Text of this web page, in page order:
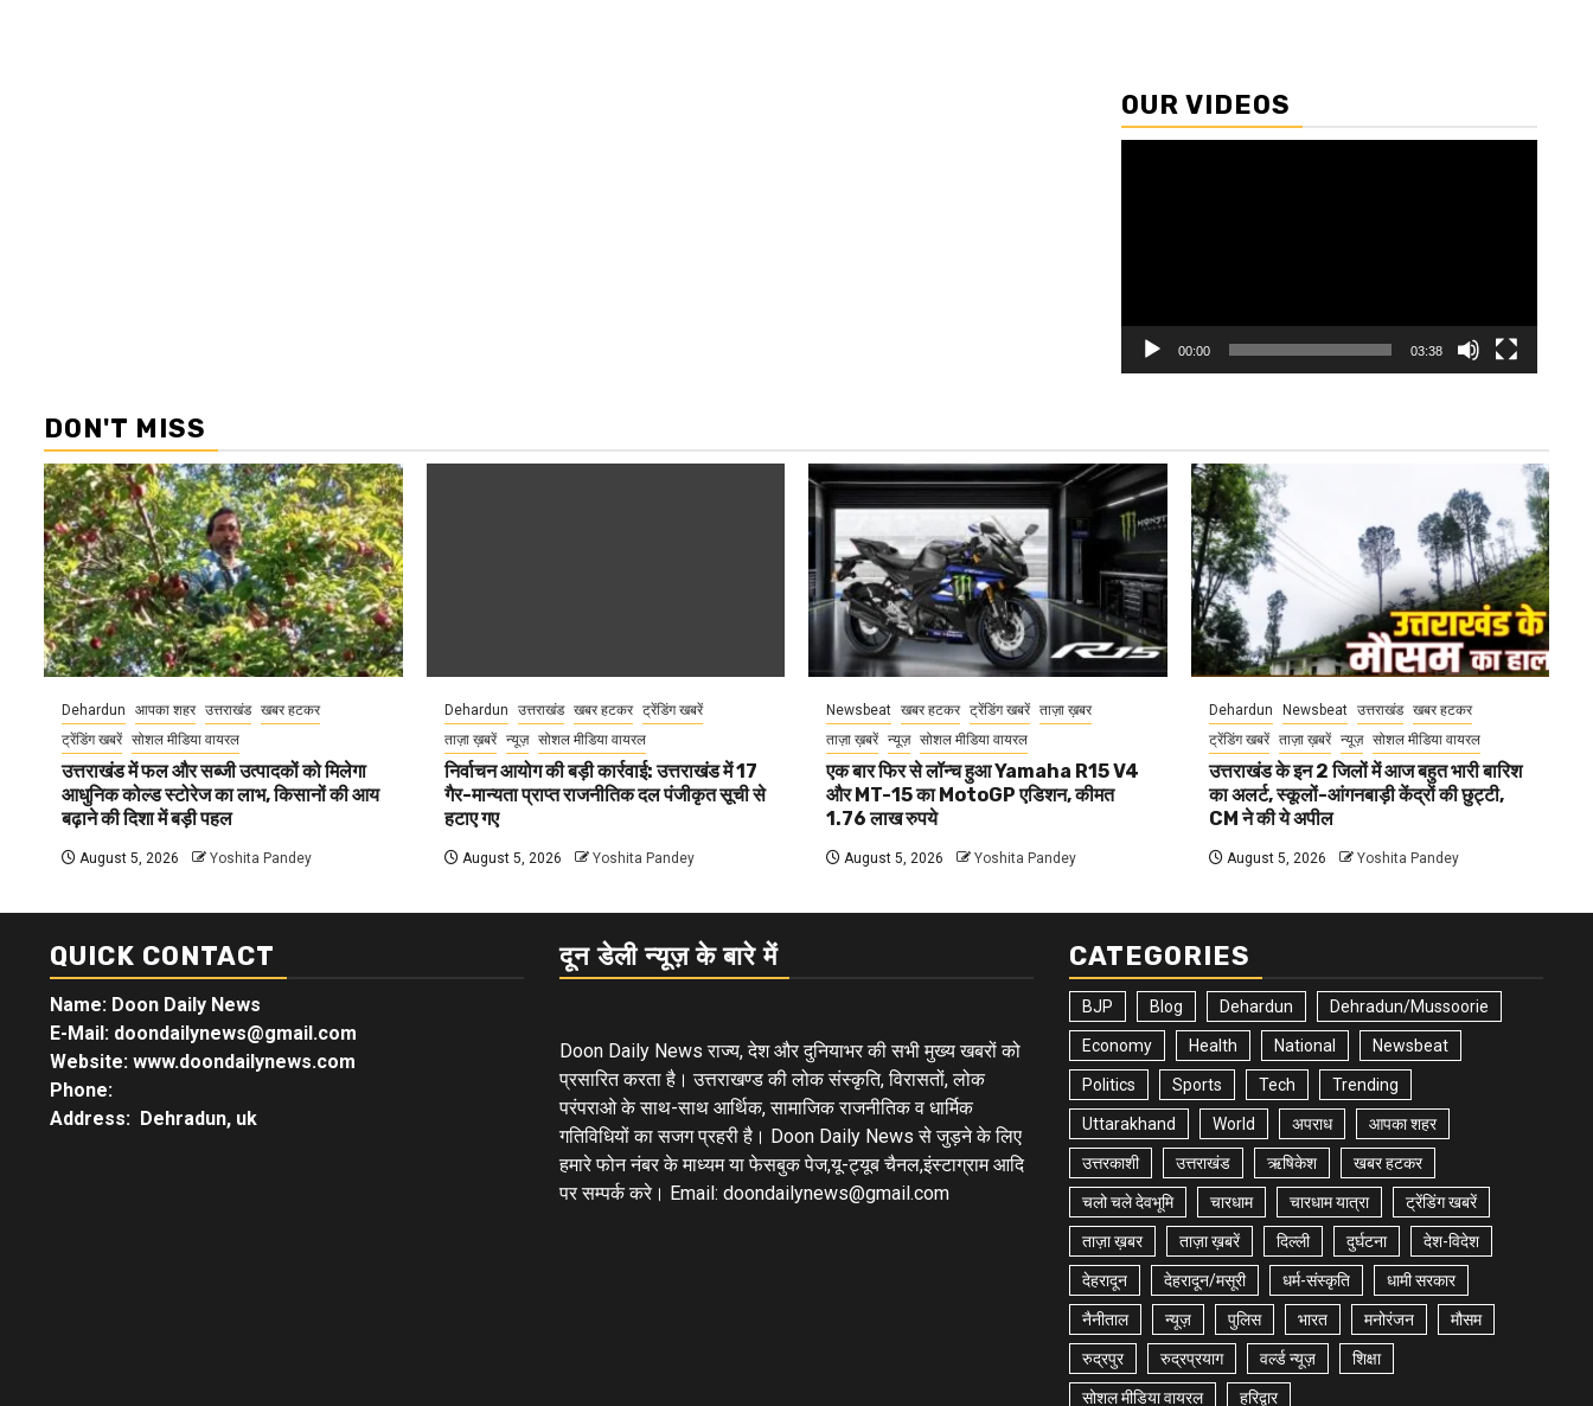
OUR VIDEOS
00:00 03:38
DON'T MISS
Dehardun आपका शहर उत्तराखंड खबर हटकर
ट्रेंडिंग खबरें सोशल मीडिया वायरल
उत्तराखंड में फल और सब्जी उत्पादकों को मिलेगा
आधुनिक कोल्ड स्टोरेज का लाभ, किसानों की आय
बढ़ाने की दिशा में बड़ी पहल
August 5, 2026 Yoshita Pandey
Dehardun उत्तराखंड खबर हटकर
ट्रेंडिंग खबरें
ताज़ा ख़बरें
न्यूज़ सोशल मीडिया वायरल
निर्वाचन आयोग की बड़ी कार्रवाई: उत्तराखंड में 17
गैर-मान्यता प्राप्त राजनीतिक दल पंजीकृत सूची से
हटाए गए
August 5, 2026 Yoshita Pandey
Newsbeat खबर हटकर ट्रेंडिंग खबरें ताज़ा ख़बर
ताज़ा ख़बरें न्यूज़ सोशल मीडिया वायरल
एक बार फिर से लॉन्च हुआ Yamaha R15 V4
और MT-15 का MotoGP एडिशन, कीमत
1.76 लाख रुपये
August 5, 2026 Yoshita Pandey
Dehardun Newsbeat उत्तराखंड
खबर हटकर
ट्रेंडिंग खबरें
ताज़ा ख़बरें न्यूज़ सोशल मीडिया वायरल
उत्तराखंड के इन 2 जिलों में आज बहुत भारी बारिश
का अलर्ट, स्कूलों-आंगनबाड़ी केंद्रों की छुट्टी,
CM ने की ये अपील
August 5, 2026 Yoshita Pandey
QUICK CONTACT
Name: Doon Daily News
E-Mail: doondailynews@gmail.com
Website: www.doondailynews.com
Phone:
Address: Dehradun, uk
दून डेली न्यूज़ के बारे में
Doon Daily News राज्य, देश और दुनियाभर की सभी मुख्य खबरों को
प्रसारित करता है। उत्तराखण्ड की लोक संस्कृति, विरासतों, लोक
परंपराओ के साथ-साथ आर्थिक, सामाजिक राजनीतिक व धार्मिक
गतिविधियों का सजग प्रहरी है। Doon Daily News से जुड़ने के लिए
हमारे फोन नंबर के माध्यम या फेसबुक पेज,यू-ट्यूब चैनल,इंस्टाग्राम आदि
पर सम्पर्क करे। Email: doondailynews@gmail.com
CATEGORIES
BJP Blog Dehardun Dehradun/Mussoorie
Economy Health National Newsbeat
Politics Sports Tech Trending
Uttarakhand World अपराध आपका शहर
उत्तरकाशी उत्तराखंड ऋषिकेश खबर हटकर
चलो चले देवभूमि चारधाम चारधाम यात्रा ट्रेंडिंग खबरें
ताज़ा ख़बर ताज़ा ख़बरें दिल्ली दुर्घटना देश-विदेश
देहरादून देहरादून/मसूरी धर्म-संस्कृति धामी सरकार
नैनीताल न्यूज़ पुलिस भारत मनोरंजन मौसम
रुद्रपुर रुद्रप्रयाग वर्ल्ड न्यूज़ शिक्षा
सोशल मीडिया वायरल हरिद्वार